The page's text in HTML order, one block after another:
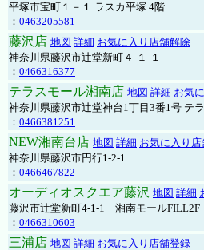
平塚市宝町１－１ ラスカ平塚 4階
： 0463205581
藤沢店 地図 詳細 お気に入り店舗解除
神奈川県藤沢市辻堂新町４-１-１
： 0466316377
テラスモール湘南店 地図 詳細 お気
神奈川県藤沢市辻堂神台1丁目3番1号 テ
： 0466381251
NEW湘南台店 地図 詳細 お気に入り
神奈川県藤沢市円行1-2-1
： 0466467822
オーディオスクエア藤沢 地図 詳細
藤沢市辻堂新町4-1-1 湘南モールFILL2F
： 0466310603
三浦店 地図 詳細 お気に入り店舗登録